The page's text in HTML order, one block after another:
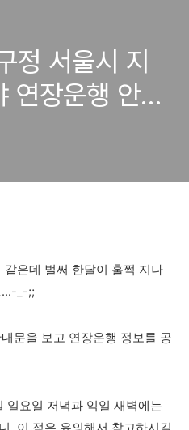
정 서울시 지
연장운행 안내
은데 벌써 한달이 훌쩍 지나
_-;;
문을 보고 연장운행 정보를 공
일요일 저녁과 익일 새벽에는